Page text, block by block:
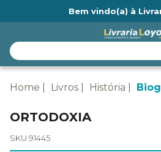
Bem vindo(a) à
Home Livros História
ORTODOXIA
SKU 91445